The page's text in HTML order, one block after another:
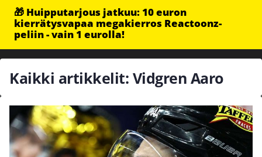
🎁 Huipputarjous jatkuu: 10 euron
kierrätysvapaa megakierros Reactoonz-
peliin - vain 1 eurolla!
Kaikki artikkelit: Vidgren Aaro